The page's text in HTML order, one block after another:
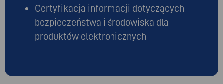
Certyfikacja informacji dotyczących
bezpieczeństwa i środowiska dla
produktów elektronicznych